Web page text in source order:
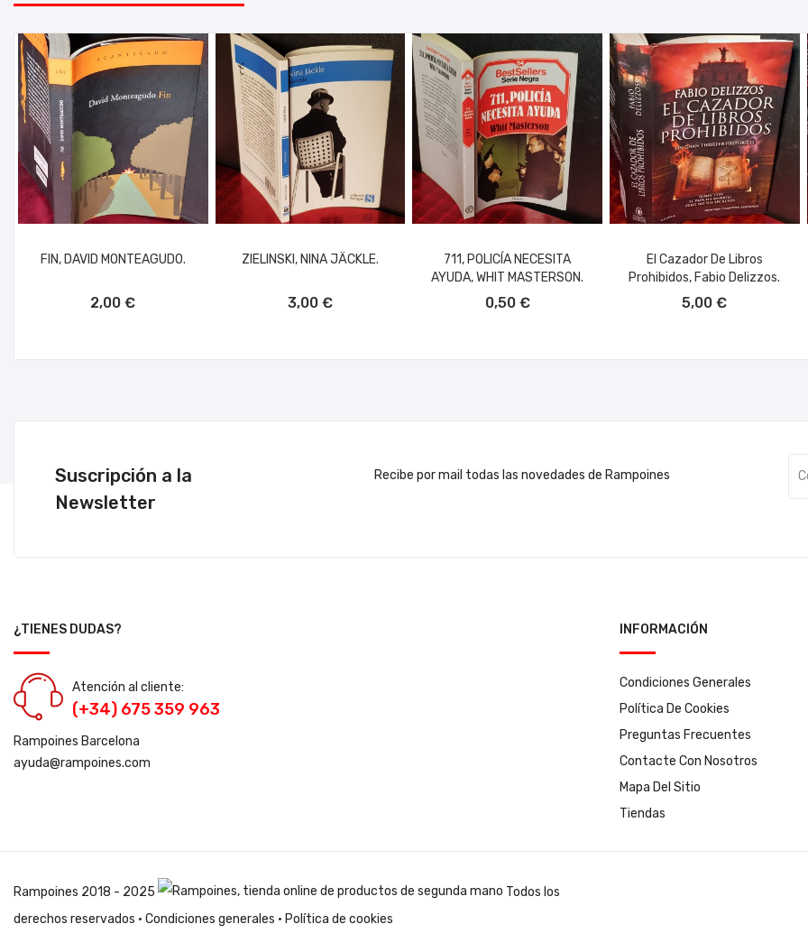
FIN, DAVID MONTEAGUDO.
2,00 €
ZIELINSKI, NINA JÄCKLE.
3,00 €
711, POLICÍA NECESITA
AYUDA, WHIT MASTERSON.
0,50 €
El Cazador De Libros
Prohibidos, Fabio Delizzos.
5,00 €
Suscripción a la
Newsletter
Recibe por mail todas las novedades de Rampoines
¿TIENES DUDAS?
Atención al cliente:
(+34) 675 359 963
Rampoines Barcelona
ayuda@rampoines.com
INFORMACIÓN
Condiciones Generales
Política De Cookies
Preguntas Frecuentes
Contacte Con Nosotros
Mapa Del Sitio
Tiendas
Rampoines 2018 - 2025
Todos los
derechos reservados · Condiciones generales · Política de cookies